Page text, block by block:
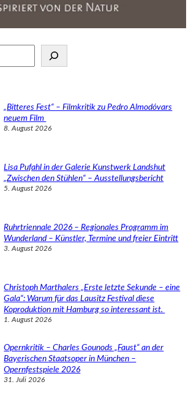
„Bitteres Fest“ – Filmkritik zu Pedro Almodóvars
neuem Film
8. August 2026
Lisa Pufahl in der Galerie Kunstwerk Landshut
„Zwischen den Stühlen“ – Ausstellungsbericht
5. August 2026
Ruhrtriennale 2026 – Regionales Programm im
Wunderland – Künstler, Termine und freier Eintritt
3. August 2026
Christoph Marthalers „Erste letzte Sekunde – eine
Gala“: Warum für das Lausitz Festival diese
Koproduktion mit Hamburg so interessant ist.
1. August 2026
Opernkritik – Charles Gounods „Faust“ an der
Bayerischen Staatsoper in München –
Opernfestspiele 2026
31. Juli 2026